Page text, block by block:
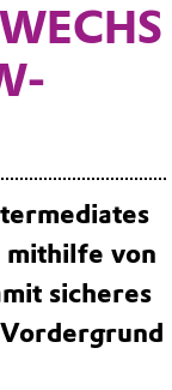
mithilfe von
sicheres